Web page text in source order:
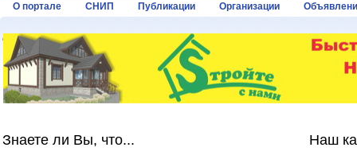
О портале СНИП Публикации Организации
Страницы:
Знаете ли Вы, что... Наш